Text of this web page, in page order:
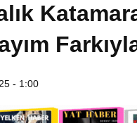
- 1:00